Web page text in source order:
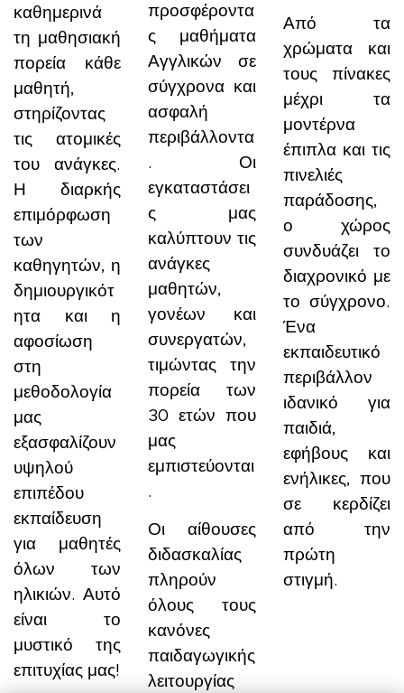
καθημερινά
τη μαθησιακή
πορεία κάθε
μαθητή,
στηρίζοντας
τις ατομικές
του ανάγκες.
Η διαρκής
επιμόρφωση
των
καθηγητών, η
δημιουργικότ
ητα και η
αφοσίωση
στη
μεθοδολογία
μας
εξασφαλίζουν
υψηλού
επιπέδου
εκπαίδευση
για μαθητές
όλων των
ηλικιών. Αυτό
είναι το
μυστικό της
επιτυχίας μας!
προσφέροντα
ς μαθήματα
Αγγλικών σε
σύγχρονα και
ασφαλή
περιβάλλοντα
. Οι
εγκαταστάσει
ς μας
καλύπτουν τις
ανάγκες
μαθητών,
γονέων και
συνεργατών,
τιμώντας την
πορεία των
30 ετών που
μας
εμπιστεύονται
.
Οι αίθουσες
διδασκαλίας
πληρούν
όλους τους
κανόνες
παιδαγωγικής
λειτουργίας
Από τα
χρώματα και
τους πίνακες
μέχρι τα
μοντέρνα
έπιπλα και τις
πινελιές
παράδοσης,
ο χώρος
συνδυάζει το
διαχρονικό με
το σύγχρονο.
Ένα
εκπαιδευτικό
περιβάλλον
ιδανικό για
παιδιά,
εφήβους και
ενήλικες, που
σε κερδίζει
από την
πρώτη
στιγμή.